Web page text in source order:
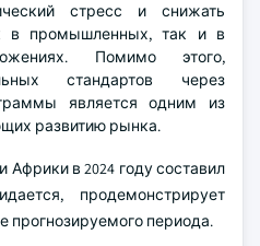
стресс и снижать
в промышленных, так и в
Помимо этого,
стандартов через
является одним из
развитию рынка.
в 2024 году составил
продемонстрирует
прогнозируемого периода.